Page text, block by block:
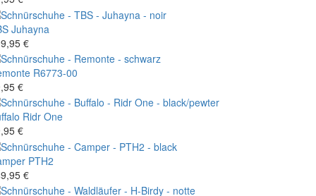
Juhayna
€
R6773-00
€
Ridr One
€
PTH2
€